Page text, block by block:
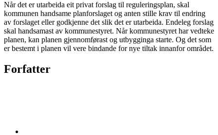
Når det er utarbeida eit privat forslag til reguleringsplan, skal
kommunen handsame planforslaget og anten stille krav til endring
av forslaget eller godkjenne det slik det er utarbeida. Endeleg forslag
skal handsamast av kommunestyret. Når kommunestyret har vedteke
planen, kan planen gjennomførast og utbygginga starte. Og det som
er bestemt i planen vil vere bindande for nye tiltak innanfor området.
Forfatter